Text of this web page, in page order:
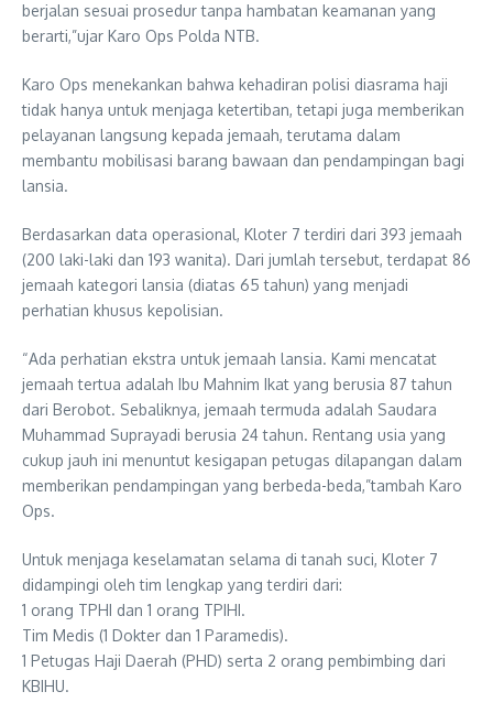
berjalan sesuai prosedur tanpa hambatan keamanan yang
berarti,”ujar Karo Ops Polda NTB.
Karo Ops menekankan bahwa kehadiran polisi diasrama haji
tidak hanya untuk menjaga ketertiban, tetapi juga memberikan
pelayanan langsung kepada jemaah, terutama dalam
membantu mobilisasi barang bawaan dan pendampingan bagi
lansia.
Berdasarkan data operasional, Kloter 7 terdiri dari 393 jemaah
(200 laki-laki dan 193 wanita). Dari jumlah tersebut, terdapat 86
jemaah kategori lansia (diatas 65 tahun) yang menjadi
perhatian khusus kepolisian.
“Ada perhatian ekstra untuk jemaah lansia. Kami mencatat
jemaah tertua adalah Ibu Mahnim Ikat yang berusia 87 tahun
dari Berobot. Sebaliknya, jemaah termuda adalah Saudara
Muhammad Suprayadi berusia 24 tahun. Rentang usia yang
cukup jauh ini menuntut kesigapan petugas dilapangan dalam
memberikan pendampingan yang berbeda-beda,”tambah Karo
Ops.
Untuk menjaga keselamatan selama di tanah suci, Kloter 7
didampingi oleh tim lengkap yang terdiri dari:
1 orang TPHI dan 1 orang TPIHI.
Tim Medis (1 Dokter dan 1 Paramedis).
1 Petugas Haji Daerah (PHD) serta 2 orang pembimbing dari
KBIHU.